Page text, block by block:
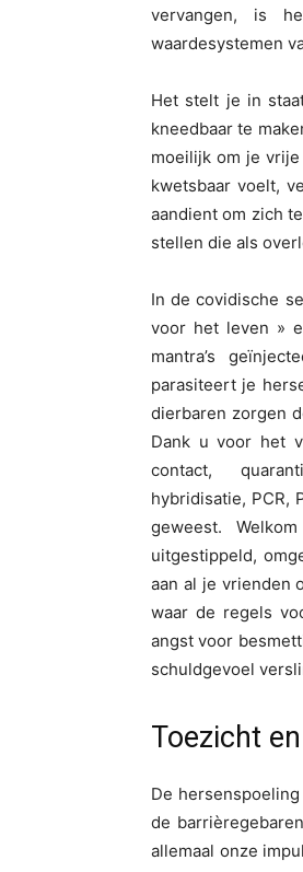
vervangen, is
waardesystemen
Het stelt je in
kneedbaar te
moeilijk om je
kwetsbaar voelt,
aandient om zich
stellen die als
In de covidische
voor het leven »
mantra’s
parasiteert je
dierbaren zorgen
Dank u voor het
contact,
hybridisatie, PCR,
geweest.
uitgestippeld,
aan al je vrienden
waar de regels
angst voor
schuldgevoel
Toezicht
De
de
allemaal onze